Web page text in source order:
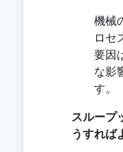
機械
ロセ
要因
な影
す。
スループ
うすれば